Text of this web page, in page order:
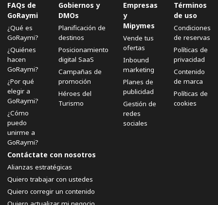
FAQs de
GoRaymi
¿Qué es
GoRaymi?
¿Quiénes
hacen
GoRaymi?
¿Por qué
elegir a
GoRaymi?
¿Cómo
puedo
unirme a
GoRaymi?
Gobiernos y
DMOs
Planificación de
destinos
Posicionamiento
digital SaaS
Campañas de
promoción
Héroes del
Turismo
Empresas
y
Mipymes
Vende tus
ofertas
Inbound
marketing
Planes de
publicidad
Gestión de
redes
sociales
Términos
de uso
Condiciones
de reservas
Políticas de
privacidad
Contenido
de marca
Políticas de
cookies
Contáctate con nosotros
Alianzas estratégicas
Quiero trabajar con ustedes
Quiero corregir un contenido